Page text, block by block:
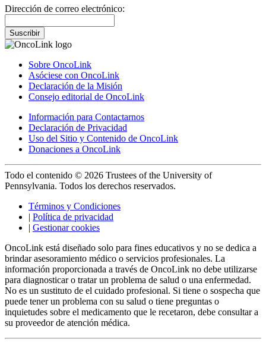
Dirección de correo electrónico:
Suscribir
Sobre OncoLink
Asóciese con OncoLink
Declaración de la Misión
Consejo editorial de OncoLink
Información para Contactarnos
Declaración de Privacidad
Uso del Sitio y Contenido de OncoLink
Donaciones a OncoLink
Todo el contenido © 2026 Trustees of the University of
Pennsylvania. Todos los derechos reservados.
Términos y Condiciones
| Política de privacidad
| Gestionar cookies
OncoLink está diseñado solo para fines educativos y no se dedica a
brindar asesoramiento médico o servicios profesionales. La
información proporcionada a través de OncoLink no debe utilizarse
para diagnosticar o tratar un problema de salud o una enfermedad.
No es un sustituto de el cuidado profesional. Si tiene o sospecha que
puede tener un problema con su salud o tiene preguntas o
inquietudes sobre el medicamento que le recetaron, debe consultar a
su proveedor de atención médica.